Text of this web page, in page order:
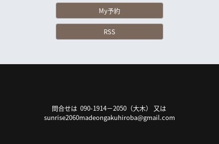
My予約
RSS
問合せは 090-1914－2050（大木） 又は
sunrise2060madeongakuhiroba@gmail.com